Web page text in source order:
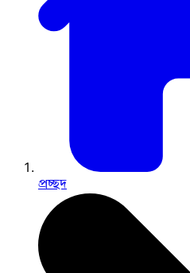
প্রচ্ছদ